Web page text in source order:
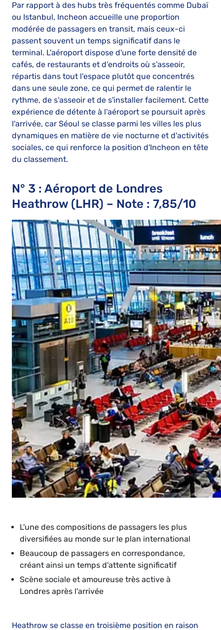
Par rapport à des hubs très fréquentés comme Dubaï
ou Istanbul, Incheon accueille une proportion
modérée de passagers en transit, mais ceux-ci
passent souvent un temps significatif dans le
terminal. L'aéroport dispose d'une forte densité de
cafés, de restaurants et d’endroits où s’asseoir,
répartis dans tout l'espace plutôt que concentrés
dans une seule zone, ce qui permet de ralentir le
rythme, de s'asseoir et de s'installer facilement. Cette
expérience de détente à l'aéroport se poursuit après
l'arrivée, car Séoul se classe parmi les villes les plus
dynamiques en matière de vie nocturne et d'activités
sociales, ce qui renforce la position d'Incheon en tête
du classement.
N° 3 : Aéroport de Londres
Heathrow (LHR) – Note : 7,85/10
L'une des compositions de passagers les plus
diversifiées au monde sur le plan international
Beaucoup de passagers en correspondance,
créant ainsi un temps d'attente significatif
Scène sociale et amoureuse très active à
Londres après l'arrivée
Heathrow se classe en troisième position en raison